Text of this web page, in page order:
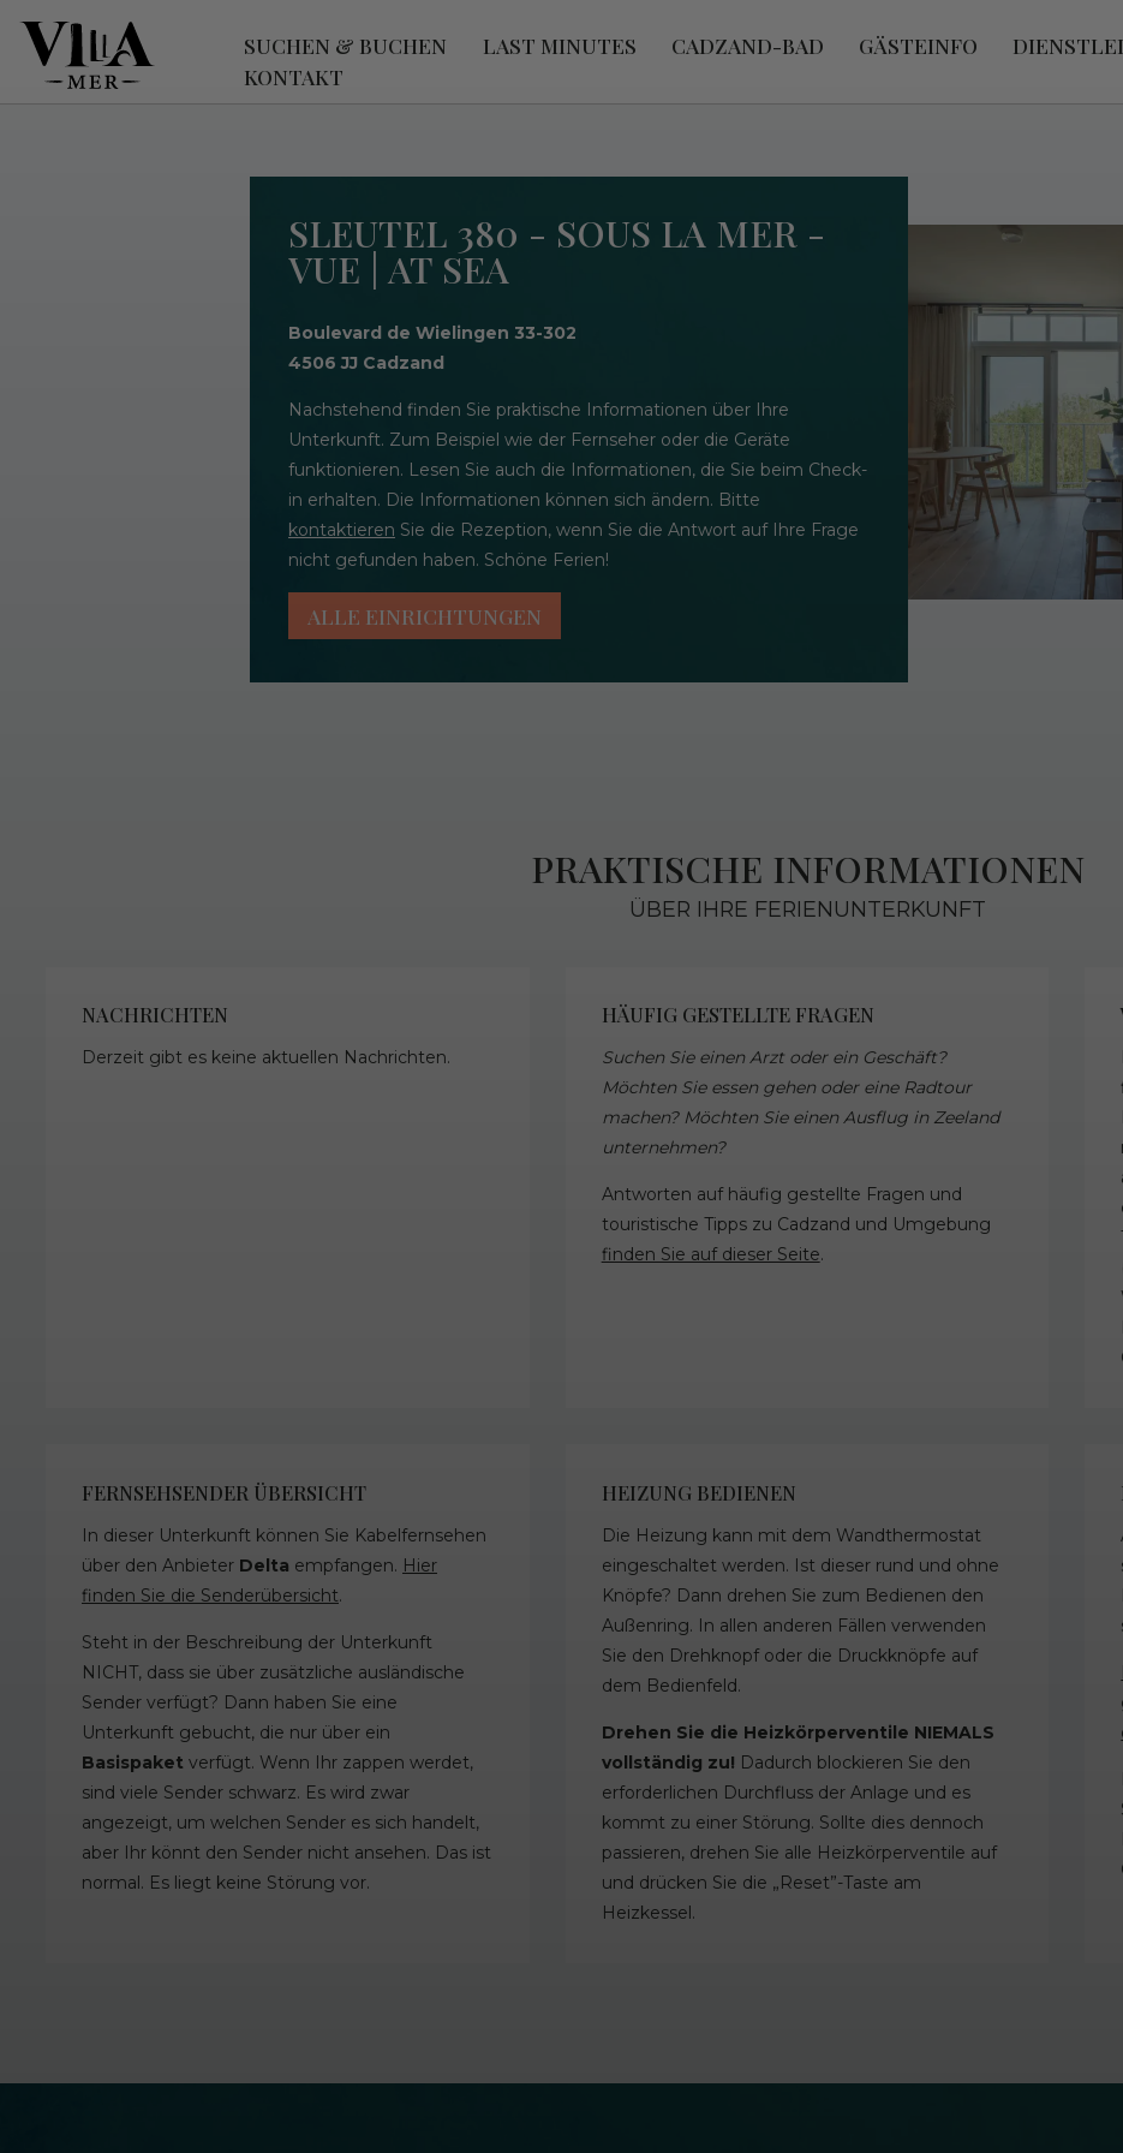
SUCHEN & BUCHEN LAST MINUTES CADZAND-BAD GÄSTEINFO
KONTAKT
SLEUTEL 380 - SOUS LA MER -
VUE | AT SEA
Boulevard de Wielingen 33-302
4506 JJ Cadzand
Nachstehend finden Sie praktische Informationen über Ihre
Unterkunft. Zum Beispiel wie der Fernseher oder die Geräte
funktionieren. Lesen Sie auch die Informationen, die Sie beim Check-
in erhalten. Die Informationen können sich ändern. Bitte
kontaktieren Sie die Rezeption, wenn Sie die Antwort auf Ihre Frage
nicht gefunden haben. Schöne Ferien!
ALLE EINRICHTUNGEN
PRAKTISCHE INFORMATIONEN
ÜBER IHRE FERIENUNTERKUNFT
NACHRICHTEN
Derzeit gibt es keine aktuellen Nachrichten.
HÄUFIG GESTELLTE FRAGEN
Suchen Sie einen Arzt oder ein Geschäft?
Möchten Sie essen gehen oder eine Radtour
machen? Möchten Sie einen Ausflug in Zeeland
unternehmen?
Antworten auf häufig gestellte Fragen und
touristische Tipps zu Cadzand und Umgebung
finden Sie auf dieser Seite.
FERNSEHSENDER ÜBERSICHT
In dieser Unterkunft können Sie Kabelfernsehen
über den Anbieter Delta empfangen. Hier
finden Sie die Senderübersicht.
Steht in der Beschreibung der Unterkunft
NICHT, dass sie über zusätzliche ausländische
Sender verfügt? Dann haben Sie eine
Unterkunft gebucht, die nur über ein
Basispaket verfügt. Wenn Ihr zappen werdet,
sind viele Sender schwarz. Es wird zwar
angezeigt, um welchen Sender es sich handelt,
aber Ihr könnt den Sender nicht ansehen. Das ist
normal. Es liegt keine Störung vor.
HEIZUNG BEDIENEN
Die Heizung kann mit dem Wandthermostat
eingeschaltet werden. Ist dieser rund und ohne
Knöpfe? Dann drehen Sie zum Bedienen den
Außenring. In allen anderen Fällen verwenden
Sie den Drehknopf oder die Druckknöpfe auf
dem Bedienfeld.
Drehen Sie die Heizkörperventile NIEMALS
vollständig zu! Dadurch blockieren Sie den
erforderlichen Durchfluss der Anlage und es
kommt zu einer Störung. Sollte dies dennoch
passieren, drehen Sie alle Heizkörperventile auf
und drücken Sie die „Reset”-Taste am
Heizkessel.